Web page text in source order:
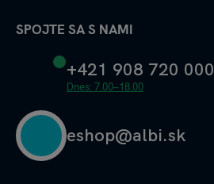
SPOJTE SA S NAMI
+421 908 720 000
Dnes: 7.00–18.00
eshop@albi.sk